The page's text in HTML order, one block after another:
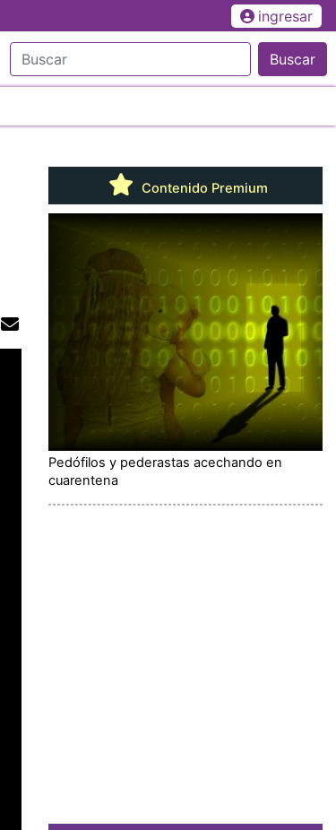
ingresar
Buscar
Contenido Premium
Pedófilos y pederastas acechando en
cuarentena